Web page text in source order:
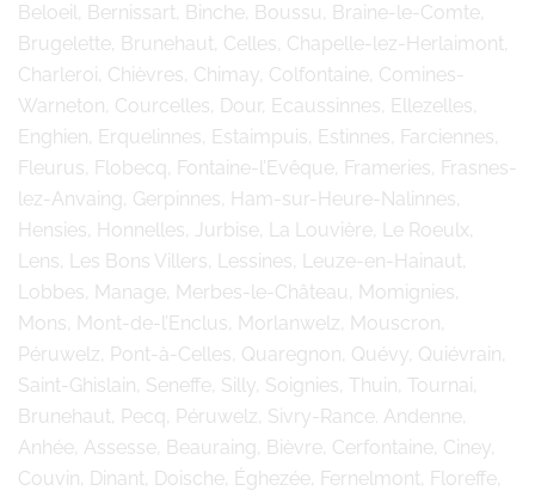
Beloeil, Bernissart, Binche, Boussu, Braine-le-Comte,
Brugelette, Brunehaut, Celles, Chapelle-lez-Herlaimont,
Charleroi, Chièvres, Chimay, Colfontaine, Comines-
Warneton, Courcelles, Dour, Ecaussinnes, Ellezelles,
Enghien, Erquelinnes, Estaimpuis, Estinnes, Farciennes,
Fleurus, Flobecq, Fontaine-l’Evêque, Frameries, Frasnes-
lez-Anvaing, Gerpinnes, Ham-sur-Heure-Nalinnes,
Hensies, Honnelles, Jurbise, La Louvière, Le Roeulx,
Lens, Les Bons Villers, Lessines, Leuze-en-Hainaut,
Lobbes, Manage, Merbes-le-Château, Momignies,
Mons, Mont-de-l’Enclus, Morlanwelz, Mouscron,
Péruwelz, Pont-à-Celles, Quaregnon, Quévy, Quiévrain,
Saint-Ghislain, Seneffe, Silly, Soignies, Thuin, Tournai,
Brunehaut, Pecq, Péruwelz, Sivry-Rance. Andenne,
Anhée, Assesse, Beauraing, Bièvre, Cerfontaine, Ciney,
Couvin, Dinant, Doische, Éghezée, Fernelmont, Floreffe,